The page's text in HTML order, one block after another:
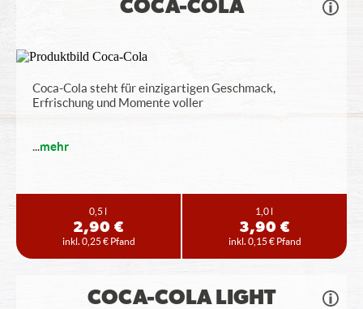
COCA-COLA
Coca-Cola steht für einzigartigen Geschmack,
Erfrischung und Momente voller
...mehr
0,5 l
2,90 €
inkl. 0,25 € Pfand
1,0 l
3,90 €
inkl. 0,15 € Pfand
COCA-COLA LIGHT